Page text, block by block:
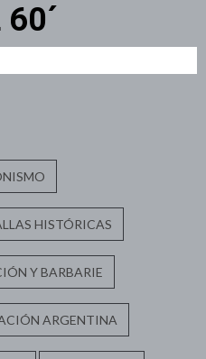
HISTÓRICAS
Y BARBARIE
ARGENTINA